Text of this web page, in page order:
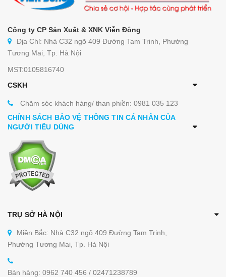
Công ty CP Sản Xuất & XNK Viễn Đông
Địa Chỉ: Nhà C32 ngõ 409 Đường Tam Trinh, Phường
Tương Mai, Tp. Hà Nội
MST:0105816740
CSKH
Chăm sóc khách hàng/ than phiền: 0981 035 123
CHÍNH SÁCH BẢO VỆ THÔNG TIN CÁ NHÂN CỦA
NGƯỜI TIÊU DÙNG
TRỤ SỞ HÀ NỘI
Miền Bắc: Nhà C32 ngõ 409 Đường Tam Trinh,
Phường Tương Mai, Tp. Hà Nội
Bán hàng: 0962 740 456 / 02471238789